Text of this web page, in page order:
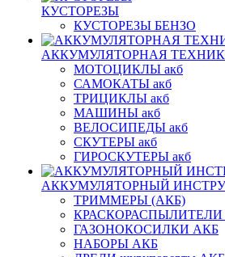
КУСТОРЕЗЫ
КУСТОРЕЗЫ БЕНЗО
АККУМУЛЯТОРНАЯ
МОТОЦИКЛЫ акб
САМОКАТЫ акб
ТРИЦИКЛЫ акб
МАШИНЫ акб
ВЕЛОСИПЕДЫ акб
СКУТЕРЫ акб
ГИРОСКУТЕРЫ акб
АККУМУЛЯТОРНЫЙ
ТРИММЕРЫ (АКБ)
КРАСКОРАСПЫЛИТЕЛИ
ГАЗОНОКОСИЛКИ АКБ
НАБОРЫ АКБ